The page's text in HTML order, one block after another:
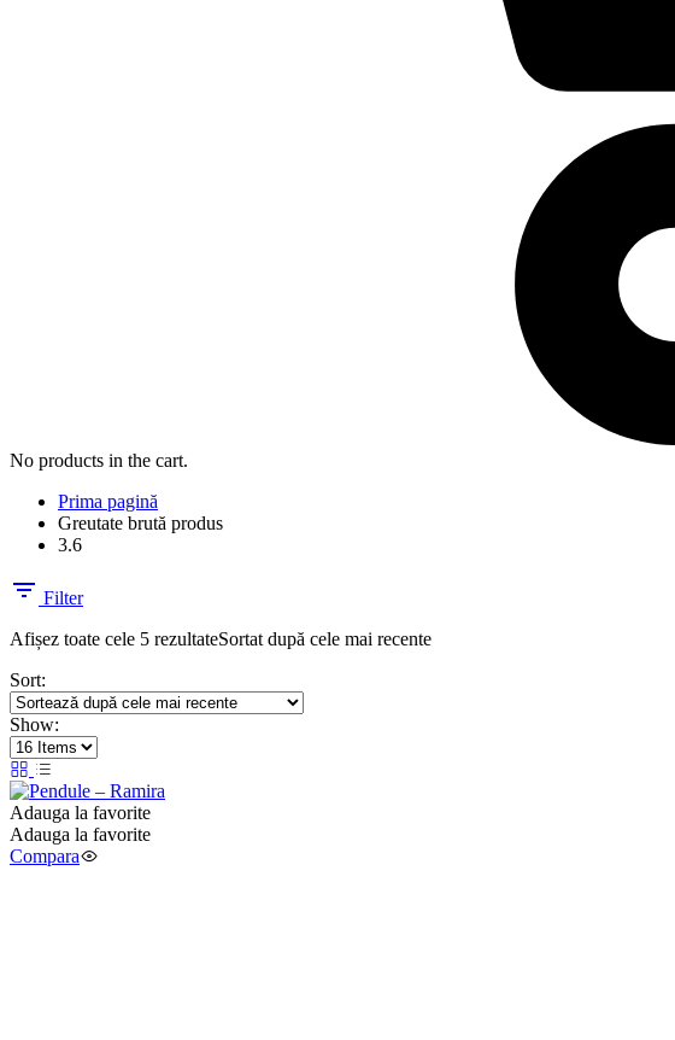
No products in the cart.
Prima pagină
Greutate brută produs
3.6
Filter
Afișez toate cele 5 rezultateSortat după cele mai recente
Sort:
Show:
Adauga la favorite
Adauga la favorite
Compara